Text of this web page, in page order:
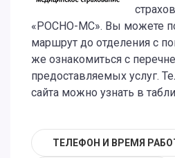
«РОСНО-МС». Вы можете
маршрут до отделения с
же ознакомиться с
предоставляемых услуг.
сайта можно узнать в
ТЕЛЕФОН И ВРЕМЯ